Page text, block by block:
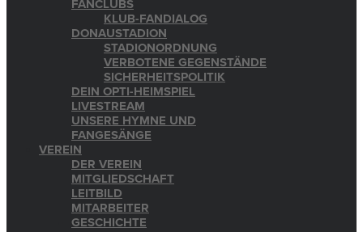
FANCLUBS
KLUB-FANDIALOG
DONAUSTADION
STADIONORDNUNG
VERBOTENE GEGENSTÄNDE
SICHERHEITSPOLITIK
DEIN OPTI-HEIMSPIEL
LIVESTREAM
UNSERE HYMNE UND
FANGESÄNGE
VEREIN
DER VEREIN
MITGLIEDSCHAFT
LEITBILD
MITARBEITER
GESCHICHTE